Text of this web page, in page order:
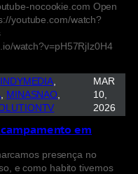
nocookie.com Open
youtube.com/watch?
watch?v=pH57RjIz0H4
INDYMEDIA
, MINASNAO
MAR
10,
2026
em
presença no
e como habito tivemos